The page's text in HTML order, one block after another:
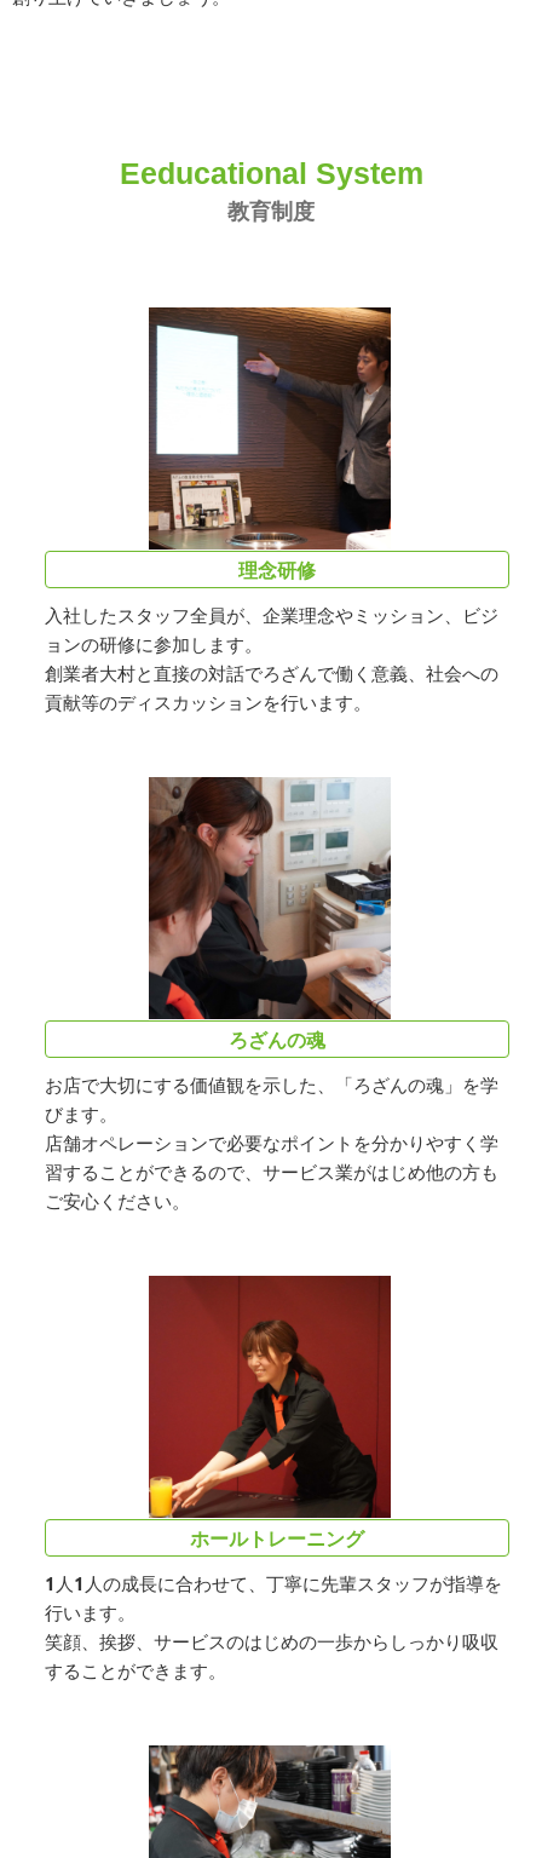
Eeducational System
教育制度
理念研修
入社したスタッフ全員が、企業理念やミッション、ビジ
ョンの研修に参加します。
創業者大村と直接の対話でろざんで働く意義、社会への
貢献等のディスカッションを行います。
ろざんの魂
お店で大切にする価値観を示した、「ろざんの魂」を学
びます。
店舗オペレーションで必要なポイントを分かりやすく学
習することができるので、サービス業がはじめ他の方も
ご安心ください。
ホールトレーニング
1人1人の成長に合わせて、丁寧に先輩スタッフが指導を
行います。
笑顔、挨拶、サービスのはじめの一歩からしっかり吸収
することができます。